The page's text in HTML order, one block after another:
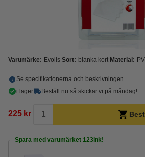
Varumärke: Evolis Sort: blanka kort Material:
Se specifikationerna och beskrivningen
i lager
Beställ nu så skickar vi på måndag!
225 kr
Spara med varumärket 123ink!